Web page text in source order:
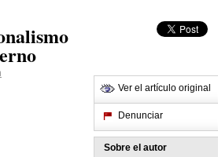
Ver el artículo original
Denunciar
Sobre el autor